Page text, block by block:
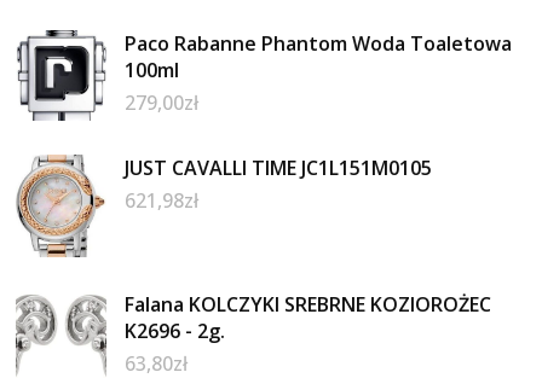
Paco Rabanne Phantom Woda Toaletowa
100ml
279,00zł
JUST CAVALLI TIME JC1L151M0105
621,98zł
Falana KOLCZYKI SREBRNE KOZIOROŻEC
K2696 - 2g.
63,80zł